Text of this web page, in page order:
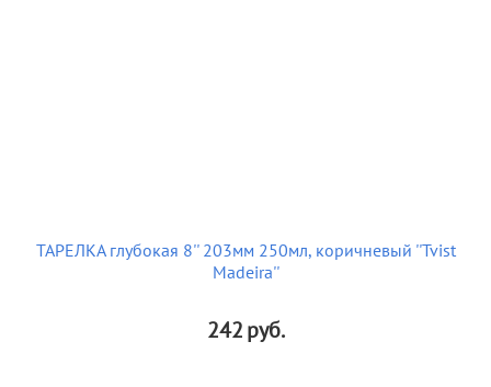
ТАРЕЛКА глубокая 8'' 203мм 250мл, коричневый ''Tvist
Madeira''
242руб.